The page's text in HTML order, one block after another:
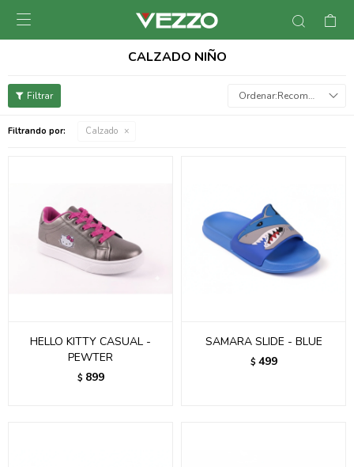

CALZADO NIÑO
Recomendados
Filtrando por: Calzado
HELLO KITTY CASUAL -
PEWTER
$ 899
SAMARA SLIDE - BLUE
$ 499